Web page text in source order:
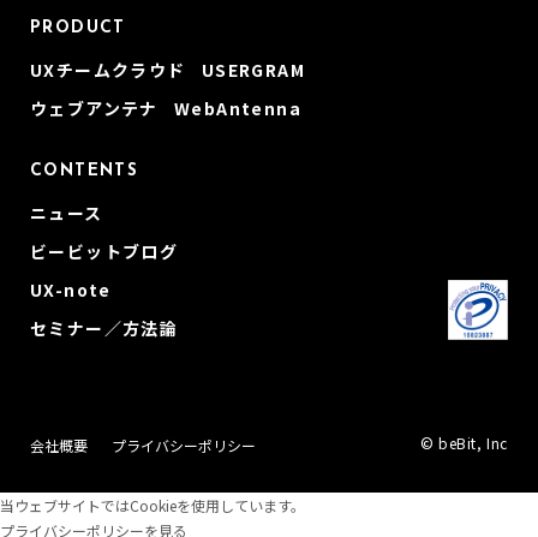
PRODUCT
UXチームクラウド USERGRAM
ウェブアンテナ WebAntenna
CONTENTS
ニュース
ビービットブログ
UX-note
セミナー／方法論
会社概要 プライバシーポリシー © beBit, Inc
当ウェブサイトではCookieを使用しています。
プライバシーポリシーを見る